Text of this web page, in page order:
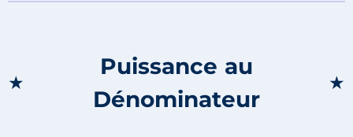
★
Puissance au
Dénominateur
★